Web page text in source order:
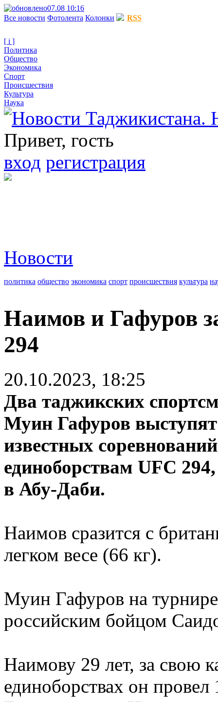
07.08 10:16
Все новости Фотолента Колонки RSS
[ i ]
Политика
Общество
Экономика
Спорт
Происшествия
Культура
Наука
Привет, гость
вход регистрация
Новости
политика общество экономика спорт происшествия культура
Наимов и Гафуров
294
20.10.2023, 18:25
Два таджикских
Муин Гафуров
известных
единоборствам UFC
в Абу-Даби.
Наимов сразится с
легком весе (66 кг).
Муин Гафуров на
российским бойцом
Наимову 29 лет, за свою
единоборствах он